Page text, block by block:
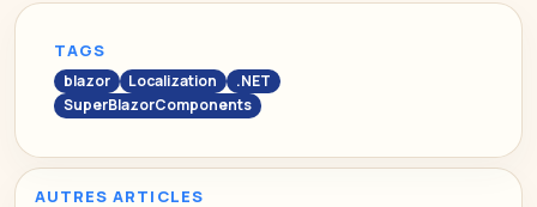
TAGS
blazor Localization
.NET
SuperBlazorComponents
AUTRES ARTICLES